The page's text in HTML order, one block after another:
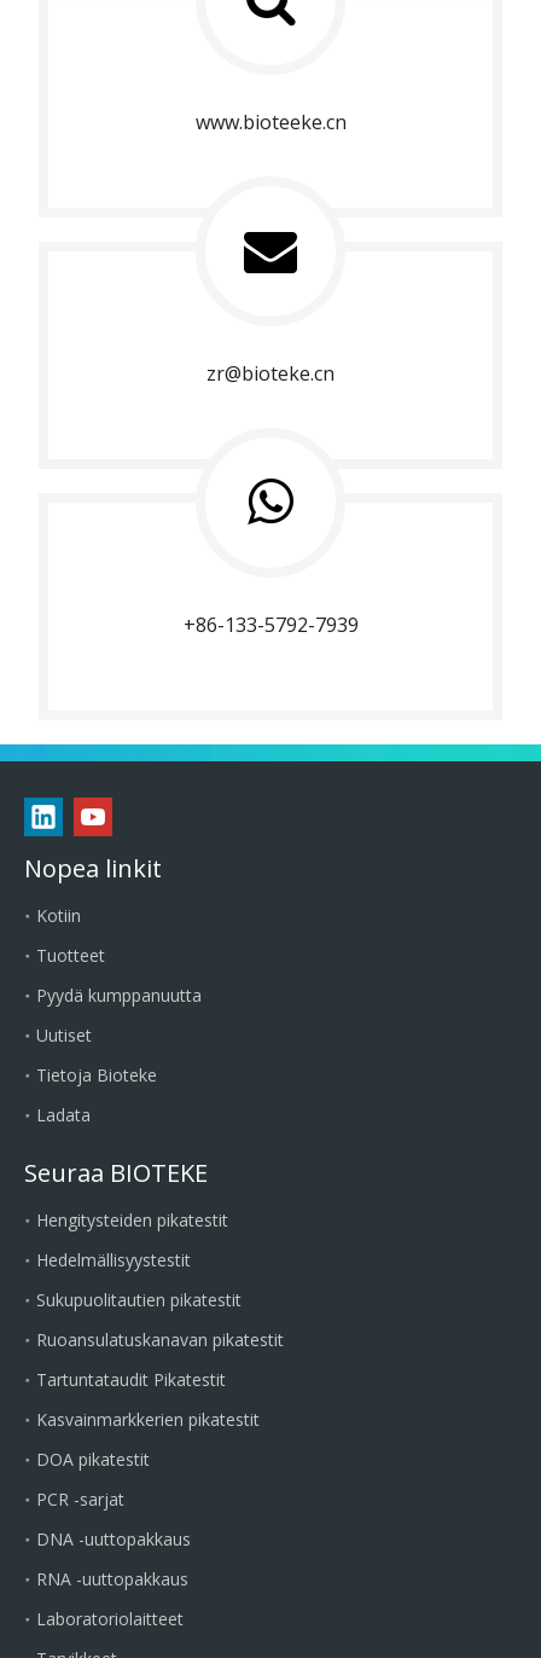
www.bioteeke.cn
zr@bioteke.cn
+86-133-5792-7939
Nopea linkit
Kotiin
Tuotteet
Pyydä kumppanuutta
Uutiset
Tietoja Bioteke
Ladata
Seuraa BIOTEKE
Hengitysteiden pikatestit
Hedelmällisyystestit
Sukupuolitautien pikatestit
Ruoansulatuskanavan pikatestit
Tartuntataudit Pikatestit
Kasvainmarkkerien pikatestit
DOA pikatestit
PCR -sarjat
DNA -uuttopakkaus
RNA -uuttopakkaus
Laboratoriolaitteet